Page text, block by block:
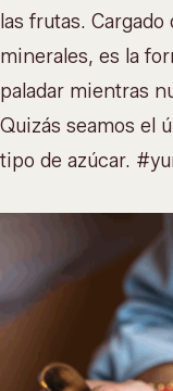
las frutas.
minerales, es la
paladar mientras
Quizás seamos el
tipo de azúcar.